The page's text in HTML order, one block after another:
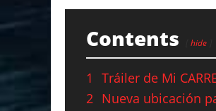
Contents hide
1
Tráiler de Mi
2 Nueva ubicación